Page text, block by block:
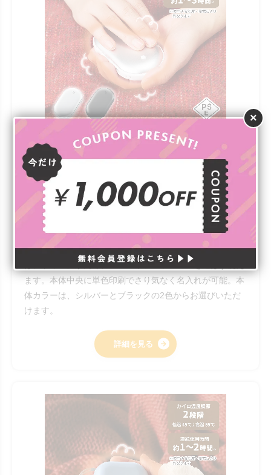
×
オリジナル USBエコカイロ
￥1,292（税込）
充電しておけば、どこでも適温を楽しめる充電式カイロ。
W59mm×H103mmの手のひらサイズで、ポケットやバッ
グにいつでも入れておける携帯性の高さが魅力です。充電
はUSBケーブルに対応しており、3段階の温度調節機能も
付いているので便利です。丸みを帯びた楕円形のフォルム
はデザイン性が高く、シーンやファッションを選ばず使え
ます。本体中央に単色印刷でさり気なく名入れが可能。本
体カラーは、シルバーとブラックの2色からお選びいただ
けます。
詳細を見る